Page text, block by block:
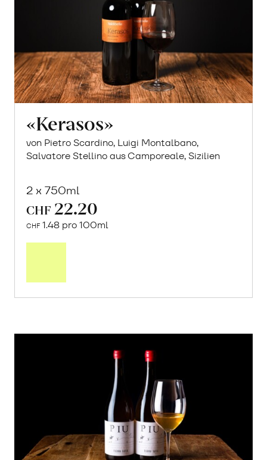
«Kerasos»
von Pietro Scardino, Luigi Montalbano,
Salvatore Stellino aus Camporeale, Sizilien
2 x 750ml
CHF 22.20
CHF 1.48 pro 100ml